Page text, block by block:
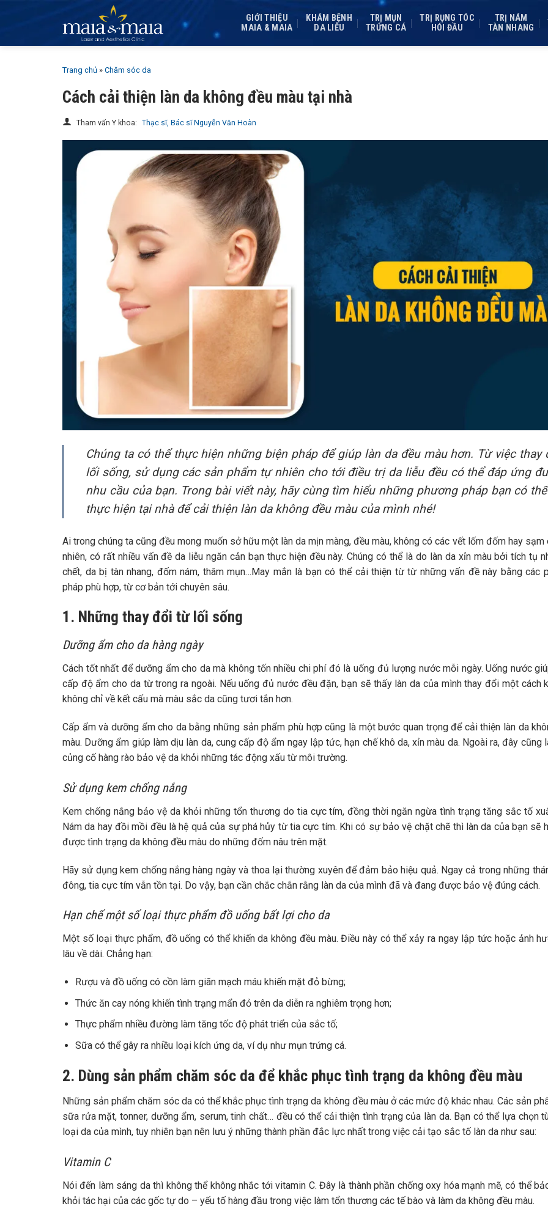
GIỚI THIỆU
MAIA & MAIA
KHÁM BỆNH
DA LIỄU
TRỊ MỤN
TRỨNG CÁ
TRỊ RỤNG TÓC
HÓI ĐẦU
TRỊ NÁM
TÀN NHANG
Trang chủ » Chăm sóc da
Cách cải thiện làn da không đều màu tại nhà
Tham vấn Y khoa: Thạc sĩ, Bác sĩ Nguyễn Văn Hoàn
Chúng ta có thể thực hiện những biện pháp để giúp làn da đều màu hơn. Từ việc thay
lối sống, sử dụng các sản phẩm tự nhiên cho tới điều trị da liễu đều có thể đáp ứng
nhu cầu của bạn. Trong bài viết này, hãy cùng tìm hiểu những phương pháp bạn có
thực hiện tại nhà để cải thiện làn da không đều màu của mình nhé!
Ai trong chúng ta cũng đều mong muốn sở hữu một làn da mịn màng, đều màu, không có các vết lốm đốm hay sạm
nhiên, có rất nhiều vấn đề da liễu ngăn cản bạn thực hiện đều này. Chúng có thể là do làn da xỉn màu bởi tích tụ
chết, da bị tàn nhang, đốm nám, thâm mụn…May mắn là bạn có thể cải thiện từ từ những vấn đề này bằng các
pháp phù hợp, từ cơ bản tới chuyên sâu.
1. Những thay đổi từ lối sống
Dưỡng ẩm cho da hàng ngày
Cách tốt nhất để dưỡng ẩm cho da mà không tốn nhiều chi phí đó là uống đủ lượng nước mỗi ngày. Uống nước
cấp độ ẩm cho da từ trong ra ngoài. Nếu uống đủ nước đều đặn, bạn sẽ thấy làn da của mình thay đổi một cách
không chỉ về kết cấu mà màu sắc da cũng tươi tắn hơn.
Cấp ẩm và dưỡng ẩm cho da bằng những sản phẩm phù hợp cũng là một bước quan trọng để cải thiện làn da
màu. Dưỡng ẩm giúp làm dịu làn da, cung cấp độ ẩm ngay lập tức, hạn chế khô da, xỉn màu da. Ngoài ra, đây cũng
củng cố hàng rào bảo vệ da khỏi những tác động xấu từ môi trường.
Sử dụng kem chống nắng
Kem chống nắng bảo vệ da khỏi những tổn thương do tia cực tím, đồng thời ngăn ngừa tình trạng tăng sắc tố
Nám da hay đồi mồi đều là hệ quả của sự phá hủy từ tia cực tím. Khi có sự bảo vệ chặt chẽ thì làn da của bạn sẽ
được tình trạng da không đều màu do những đốm nâu trên mặt.
Hãy sử dụng kem chống nắng hàng ngày và thoa lại thường xuyên để đảm bảo hiệu quả. Ngay cả trong những
đông, tia cực tím vẫn tồn tại. Do vậy, bạn cần chắc chắn rằng làn da của mình đã và đang được bảo vệ đúng cách.
Hạn chế một số loại thực phẩm đồ uống bất lợi cho da
Một số loại thực phẩm, đồ uống có thể khiến da không đều màu. Điều này có thể xảy ra ngay lập tức hoặc ảnh
lâu về dài. Chẳng hạn:
Rượu và đồ uống có cồn làm giãn mạch máu khiến mặt đỏ bừng;
Thức ăn cay nóng khiến tình trạng mẩn đỏ trên da diễn ra nghiêm trọng hơn;
Thực phẩm nhiều đường làm tăng tốc độ phát triển của sắc tố;
Sữa có thể gây ra nhiều loại kích ứng da, ví dụ như mụn trứng cá.
2. Dùng sản phẩm chăm sóc da để khắc phục tình trạng da không đều màu
Những sản phẩm chăm sóc da có thể khắc phục tình trạng da không đều màu ở các mức độ khác nhau. Các sản
sữa rửa mặt, tonner, dưỡng ẩm, serum, tinh chất… đều có thể cải thiện tình trạng của làn da. Bạn có thể lựa chọn
loại da của mình, tuy nhiên bạn nên lưu ý những thành phần đắc lực nhất trong việc cải tạo sắc tố làn da như sau:
Vitamin C
Nói đến làm sáng da thì không thể không nhắc tới vitamin C. Đây là thành phần chống oxy hóa mạnh mẽ, có thể
khỏi tác hại của các gốc tự do – yếu tố hàng đầu trong việc làm tổn thương các tế bào và làm da không đều màu.